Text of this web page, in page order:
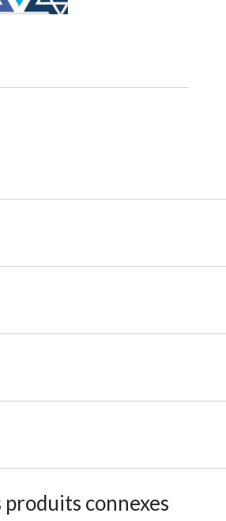
connexes